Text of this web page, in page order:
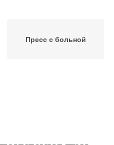
Пресс с больной